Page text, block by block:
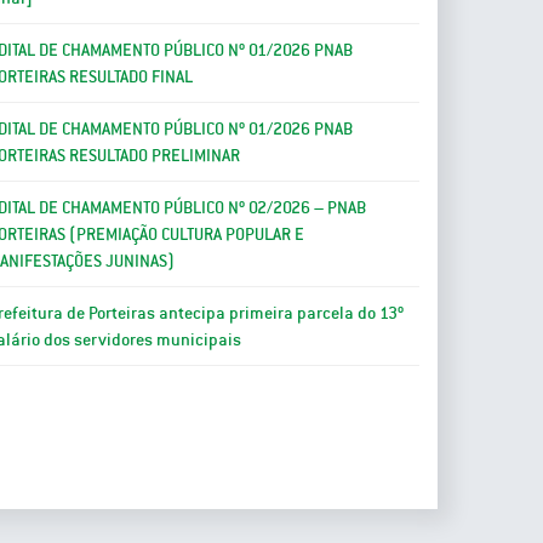
DE CHAMAMENTO PÚBLICO Nº 01/2026 PNAB
RESULTADO FINAL
DE CHAMAMENTO PÚBLICO Nº 01/2026 PNAB
RESULTADO PRELIMINAR
DE CHAMAMENTO PÚBLICO Nº 02/2026 – PNAB
(PREMIAÇÃO CULTURA POPULAR E
JUNINAS)
de Porteiras antecipa primeira parcela do 13º
dos servidores municipais